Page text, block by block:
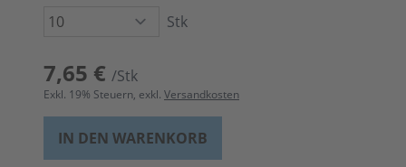
Stk
7,65 € /Stk
Exkl. 19% Steuern, exkl. Versandkosten
IN DEN WARENKORB